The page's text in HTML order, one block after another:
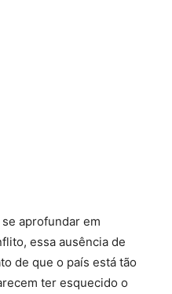
aprofundar em
essa ausência de
de que o país está tão
ter esquecido o